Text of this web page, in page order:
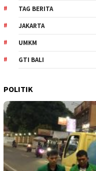
TAG BERITA
JAKARTA
UMKM
GTI BALI
POLITIK